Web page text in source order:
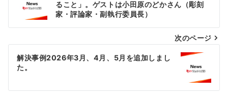
ビ
ゲ
ー
シ
ること」。ゲストは小田原のどかさん（彫刻
家・評論家・副執行委員長）
次のページ
解決事例2026年3月、4月、5月を追加しまし
た。